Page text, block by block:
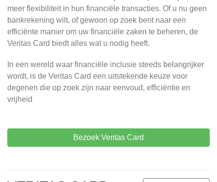
meer flexibiliteit in hun financiële transacties. Of u nu geen
bankrekening wilt, of gewoon op zoek bent naar een
efficiënte manier om uw financiële zaken te beheren, de
Veritas Card biedt alles wat u nodig heeft.
In een wereld waar financiële inclusie steeds belangrijker
wordt, is de Veritas Card een uitstekende keuze voor
degenen die op zoek zijn naar eenvoud, efficiëntie en
vrijheid
Bezoek Veritas Card